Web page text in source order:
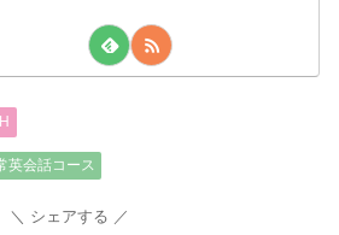
英会話コース
シェアする